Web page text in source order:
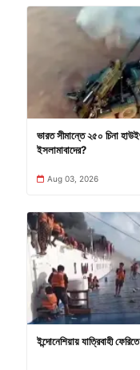
ভারত সীমান্তে ২৫০ চিনা
ইসলামাবাদের?
Aug 03, 2026
ইন্দোনেশিয়ায় যাত্রিবাহী